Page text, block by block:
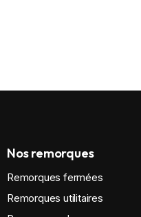
Nos remorques
Remorques fermées
Remorques utilitaires